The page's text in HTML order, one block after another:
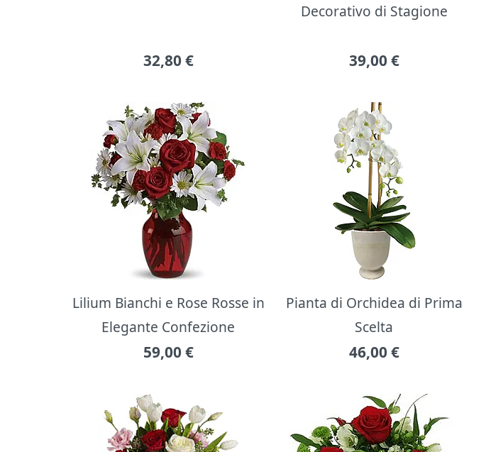
32,80 €
Decorativo di Stagione
39,00 €
Lilium Bianchi e Rose Rosse in
Elegante Confezione
59,00 €
Pianta di Orchidea di Prima
Scelta
46,00 €